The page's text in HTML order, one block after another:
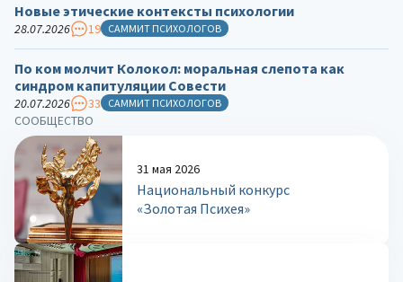
СООБЩЕСТВО
31 мая 2026
Национальный конкурс
«Золотая Психея»
Новые этические контексты психологии
28.07.2026 19 САММИТ ПСИХОЛОГОВ
По ком молчит Колокол: моральная слепота как
синдром капитуляции Совести
20.07.2026 33 САММИТ ПСИХОЛОГОВ